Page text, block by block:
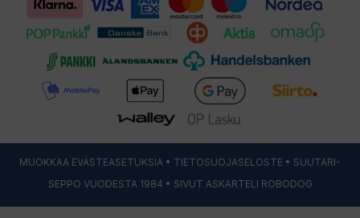
MUOKKAA EVÄSTEASETUKSIA • TIETOSUOJASELOSTE • SUUTARI-
SEPPO VUODESTA 1984 • SIVUT ASKARTELI ROBODOG